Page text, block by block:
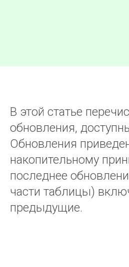
В этой статье
обновления,
Обновления
накопительному
последнее
части таблицы)
предыдущие.